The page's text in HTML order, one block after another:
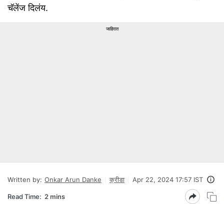
चॅलेंज दिलंय.
जाहिरात
Written by: Onkar Arun Danke क्रीडा Apr 22, 2024 17:57 IST
Read Time: 2 mins